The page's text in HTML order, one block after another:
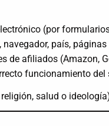
(por
navegador, país,
de afiliados (Amazon,
funcionamiento del
salud o